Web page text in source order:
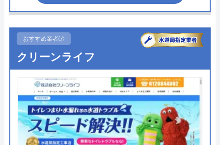
対応エリア 23都道府県
●定休日 年中無休
●累計実績
グローバルメンテナンスがおすすめの理由
グローバルメンテナンスは近畿、東海、関東、中
国、九州の合計17都府県を対象に水回りトラブルに
対応している水道修理業者です。
おすすめ業者⑦
クリーンライフ